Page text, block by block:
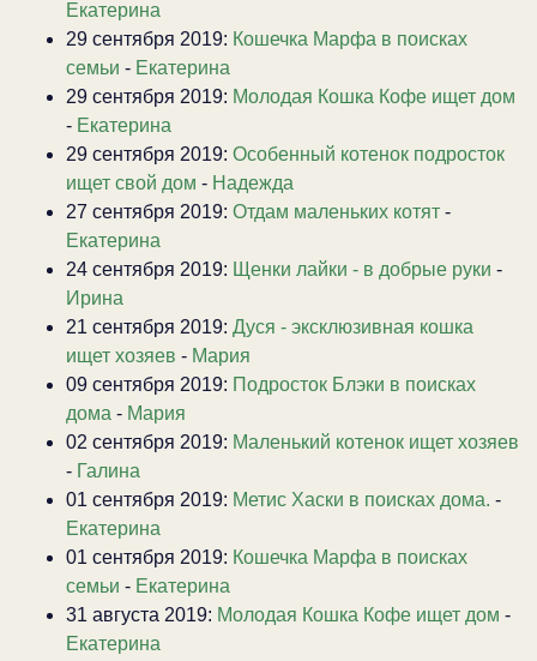
Екатерина
29 сентября 2019: Кошечка Марфа в поисках
семьи - Екатерина
29 сентября 2019: Молодая Кошка Кофе ищет дом
- Екатерина
29 сентября 2019: Особенный котенок подросток
ищет свой дом - Надежда
27 сентября 2019: Отдам маленьких котят -
Екатерина
24 сентября 2019: Щенки лайки - в добрые руки -
Ирина
21 сентября 2019: Дуся - эксклюзивная кошка
ищет хозяев - Мария
09 сентября 2019: Подросток Блэки в поисках
дома - Мария
02 сентября 2019: Маленький котенок ищет хозяев
- Галина
01 сентября 2019: Метис Хаски в поисках дома. -
Екатерина
01 сентября 2019: Кошечка Марфа в поисках
семьи - Екатерина
31 августа 2019: Молодая Кошка Кофе ищет дом -
Екатерина